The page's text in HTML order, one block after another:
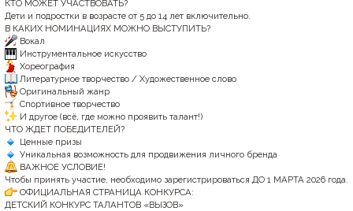
КТО МОЖЕТ УЧАСТВОВАТЬ?
Дети и подростки в возрасте от 5 до 14 лет включительно.
В КАКИХ НОМИНАЦИЯХ МОЖНО ВЫСТУПИТЬ?
Вокал
Инструментальное искусство
Хореография
Литературное творчество / Художественное слово
Оригинальный жанр
Спортивное творчество
И другое (всё, где можно проявить талант!)
ЧТО ЖДЕТ ПОБЕДИТЕЛЕЙ?
Ценные призы
Уникальная возможность для продвижения личного бренда
ВАЖНОЕ УСЛОВИЕ!
Чтобы принять участие, необходимо зарегистрироваться ДО 1 МАРТА 2026 года.
ОФИЦИАЛЬНАЯ СТРАНИЦА КОНКУРСА:
ДЕТСКИЙ КОНКУРС ТАЛАНТОВ «ВЫЗОВ»